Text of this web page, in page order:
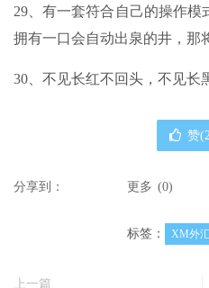
29、有一套符合自己的操作
拥有一口会自动出泉的井，那
30、不见长红不回头，不见长
赞(
分享到： 更多 (0)
标签： XM外汇
上一篇